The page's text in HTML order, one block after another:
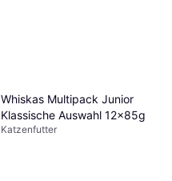
Whiskas Multipack Junior
Klassische Auswahl 12x85g
Katzenfutter